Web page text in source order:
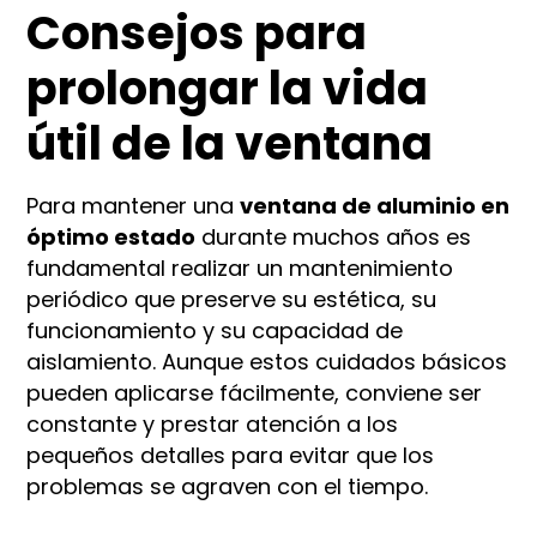
Consejos para
prolongar la vida
útil de la ventana
Para mantener unaventana de aluminio en
óptimo estado durante muchos años es
fundamental realizar un mantenimiento
periódico que preserve su estética, su
funcionamiento y su capacidad de
aislamiento. Aunque estos cuidados básicos
pueden aplicarse fácilmente, conviene ser
constante y prestar atención a los
pequeños detalles para evitar que los
problemas se agraven con el tiempo.